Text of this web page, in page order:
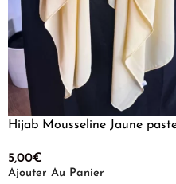
Hijab Mousseline Jaune
5,00€
Ajouter Au Panier